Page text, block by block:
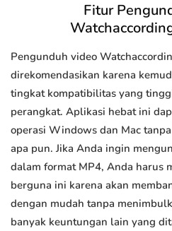
Fitur
Pengunduh video
direkomendasikan karena
tingkat kompatibilitas yang
perangkat. Aplikasi hebat ini
operasi Windows dan Mac
apa pun. Jika Anda ingin
dalam format MP4, Anda harus
berguna ini karena akan
dengan mudah tanpa
banyak keuntungan lain yang